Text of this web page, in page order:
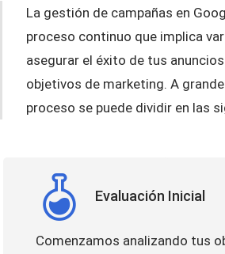
La gestión de campañas en
proceso continuo que implica
asegurar el éxito de tus
objetivos de marketing. A
proceso se puede dividir en las
Evaluación Inicial
Comenzamos analizando tus